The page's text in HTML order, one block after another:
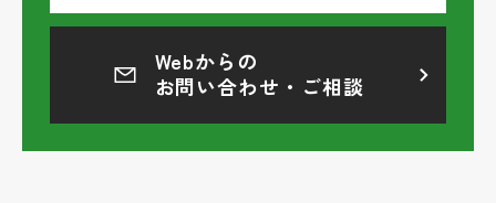
Webからの
お問い合わせ・ご相談